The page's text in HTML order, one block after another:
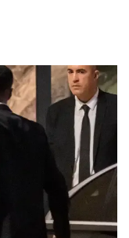
de
a Cámara
reforma
Libre